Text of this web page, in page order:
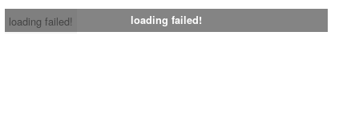
loading failed!
loading failed!